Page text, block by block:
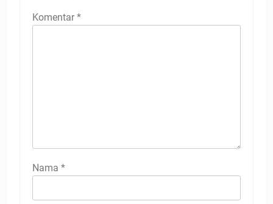
Komentar *
Nama *